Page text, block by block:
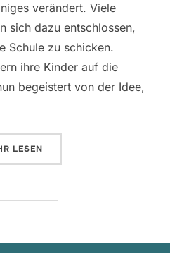
verändert. Viele
sich dazu entschlossen,
Schule zu schicken.
ihre Kinder auf die
begeistert von der Idee,
ÜBER „JAHRESBERICHT DER
LESEN